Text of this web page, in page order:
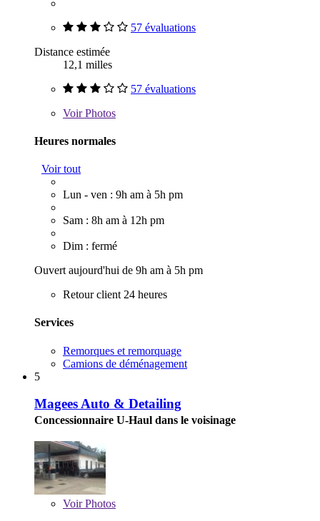
57 évaluations
Distance estimée
12,1 milles
57 évaluations
VoirPhotos
Heures normales
Voir tout
Lun - ven : 9h am à 5h pm
Sam : 8h am à 12h pm
Dim : fermé
Ouvert aujourd'hui de 9h am à 5h pm
Retour client 24 heures
Services
Remorques et remorquage
Camions de déménagement
5
Magees Auto & Detailing
Concessionnaire U-Haul dans le voisinage
VoirPhotos